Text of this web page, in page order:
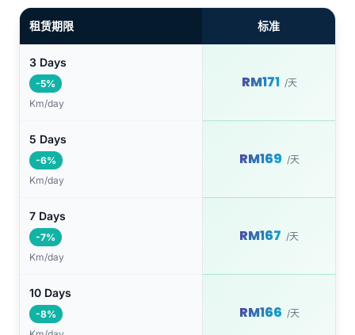
租赁期限 标准
3 Days
-5%
Km/day
RM171 /天
5 Days
-6%
Km/day
RM169 /天
7 Days
-7%
Km/day
RM167 /天
10 Days
-8%
RM166 /天